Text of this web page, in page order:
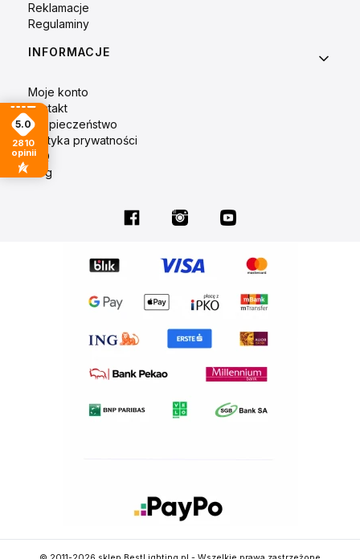
Reklamacje
Regulaminy
INFORMACJE
Moje konto
Kontakt
Bezpieczeństwo
Polityka prywatności
FAQ
Blog
5.0
2810
opinii